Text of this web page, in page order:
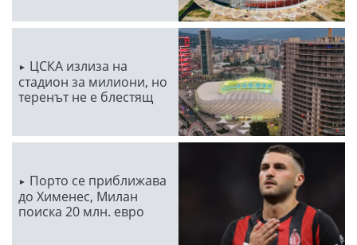
ЦСКА излиза на
стадион за милиони, но
теренът не е блестящ
Порто се приближава
до Хименес, Милан
поиска 20 млн. евро